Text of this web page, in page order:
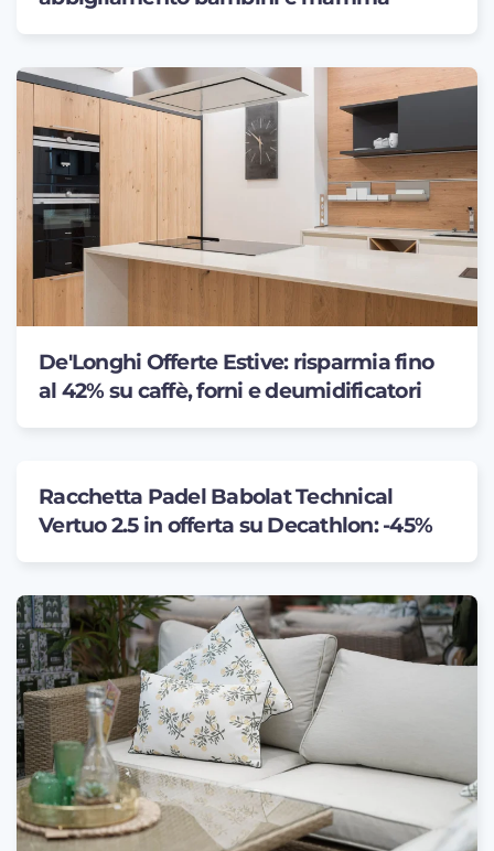
De'Longhi Offerte Estive: risparmia fino
al 42% su caffè, forni e deumidificatori
Racchetta Padel Babolat Technical
Vertuo 2.5 in offerta su Decathlon: -45%